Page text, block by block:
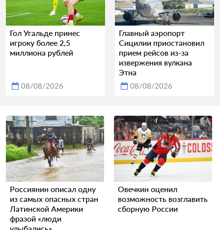
Гол Угальде принес
игроку более 2,5
миллиона рублей
08/08/2026
Главный аэропорт
Сицилии приостановил
прием рейсов из-за
извержения вулкана
Этна
08/08/2026
Россиянин описал одну
из самых опасных стран
Латинской Америки
фразой «люди
улыбались»
Овечкин оценил
возможность возглавить
сборную России